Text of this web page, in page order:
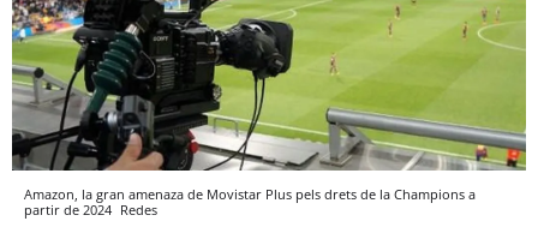
Amazon, la gran amenaza de Movistar Plus pels drets de la Champions a
partir de 2024 Redes